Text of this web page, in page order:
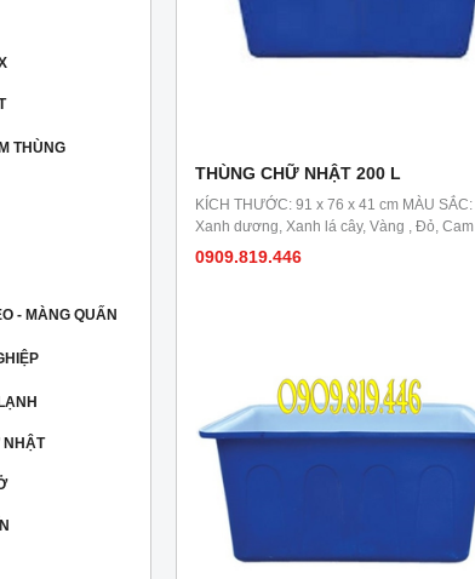
THÙNG
- MÀNG QUẤN
NHẬT
THÙNG CHỮ NHẬT 200 L
KÍCH THƯỚC: 91 x 76 x 41 cm MÀU SẮC:
Xanh dương, Xanh lá cây, Vàng , Đỏ, Cam
0909.819.446